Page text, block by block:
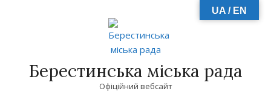
Берестинська міська рада
Офіційний вебсайт
UA / EN